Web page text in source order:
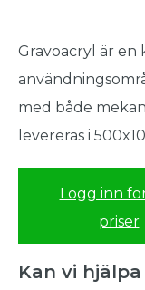
Gravoacryl är en
med både
levereras i
Logg inn
priser
Kan vi hjälpa